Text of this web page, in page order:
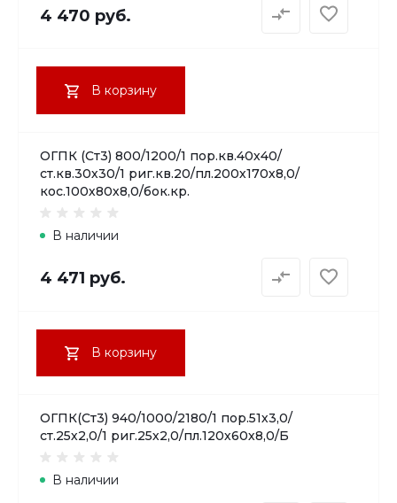
4 470 руб.
В корзину
ОГПК (Ст3) 800/1200/1 пор.кв.40х40/
ст.кв.30х30/1 риг.кв.20/пл.200х170х8,0/
кос.100х80х8,0/бок.кр.
В наличии
4 471 руб.
В корзину
ОГПК(Ст3) 940/1000/2180/1 пор.51х3,0/
ст.25х2,0/1 риг.25х2,0/пл.120х60х8,0/Б
В наличии